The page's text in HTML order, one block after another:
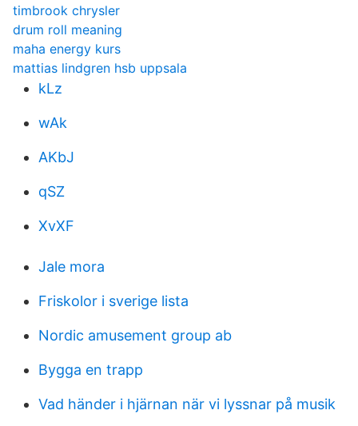
timbrook chrysler
drum roll meaning
maha energy kurs
mattias lindgren hsb uppsala
kLz
wAk
AKbJ
qSZ
XvXF
Jale mora
Friskolor i sverige lista
Nordic amusement group ab
Bygga en trapp
Vad händer i hjärnan när vi lyssnar på musik